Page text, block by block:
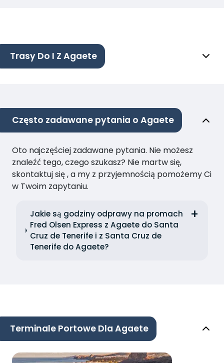
Trasy Do I Z Agaete
Często zadawane pytania o Agaete
Oto najczęściej zadawane pytania. Nie możesz
znaleźć tego, czego szukasz? Nie martw się,
skontaktuj się , a my z przyjemnością pomożemy Ci
w Twoim zapytaniu.
Jakie są godziny odprawy na promach
Fred Olsen Express z Agaete do Santa
Cruz de Tenerife i z Santa Cruz de
Tenerife do Agaete?
Terminale Portowe Dla Agaete